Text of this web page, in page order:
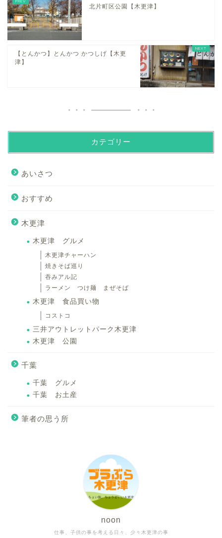
北片町区公園【木更津】
【とんかつ】とんかつ かつしげ【木更
津】
カテゴリー
あいさつ
おすすめ
木更津
木更津 グルメ
木更津チャーハン
焼きそば巡り
吞みアル記
ラーメン つけ麺 まぜそば
木更津 食品買い物
コストコ
三井アウトレットパーク木更津
木更津 公園
千葉
千葉 グルメ
千葉 お土産
筆者の思う所
仕事、子供の事を考える日々、少々木更津の事
noon